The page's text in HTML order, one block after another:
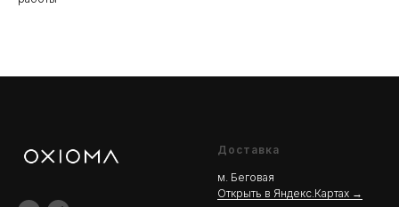
Доставка
м. Беговая
Открыть в Яндекс.Картах →